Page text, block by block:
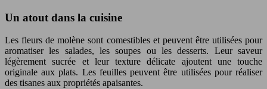
Un atout dans la cuisine
Les fleurs de molène sont comestibles et peuvent être utilisées pour
aromatiser les salades, les soupes ou les desserts. Leur saveur
légèrement sucrée et leur texture délicate ajoutent une touche
originale aux plats. Les feuilles peuvent être utilisées pour réaliser
des tisanes aux propriétés apaisantes.